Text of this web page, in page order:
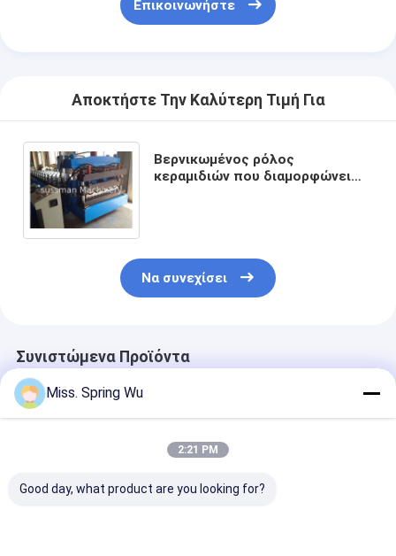
Επικοινωνήστε
Αποκτήστε Την Καλύτερη Τιμή Για
Βερνικωμένος ρόλος
κεραμιδιών που διαμορφώνει
Να συνεχίσει
Συνιστώμενα Προϊόντα
Miss. Spring Wu
2:21 PM
Good day, what product are you looking for?